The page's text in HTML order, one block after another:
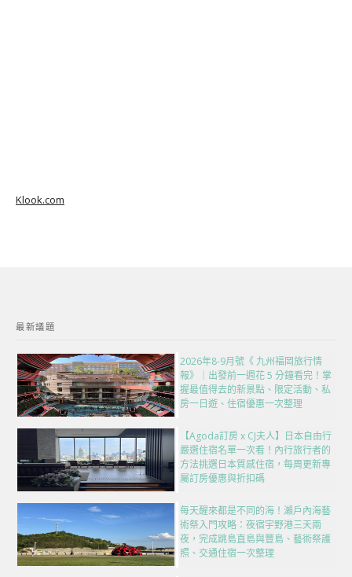
Klook.com
最新議題
2026年8-9月號《 九州福岡旅行情
報》｜出發前一週花 5 分鐘看完！掌
握最值得去的新景點、限定活動、私
房一日遊、住宿優惠一次整理
【Agoda訂房 x CJ夫人】日本自由行
嚴選住宿名單一次看！內行旅行者的
方法挑選日本質感住宿，每周更新專
屬訂房優惠與折扣碼
每天醒來都是不同的海！瀨戶內海藝
術祭入門攻略：夜宿宇野港三天兩
夜，完成跳島直島與豐島、藝術祭護
照、交通住宿一次整理